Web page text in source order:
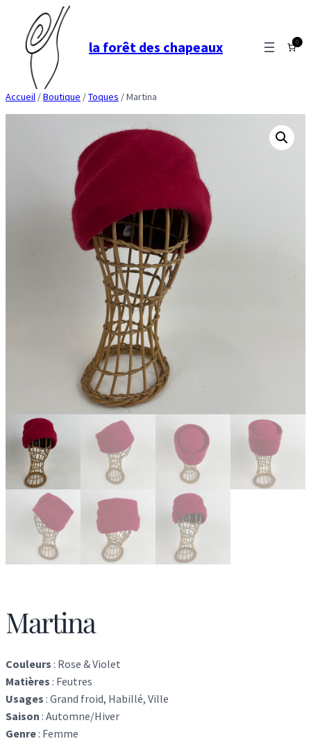
contenu
la forêt des chapeaux 0
Accueil /Boutique /Toques / Martina
Martina
Couleurs : Rose & Violet
Matières : Feutres
Usages : Grand froid, Habillé, Ville
Saison : Automne/Hiver
Genre: Femme